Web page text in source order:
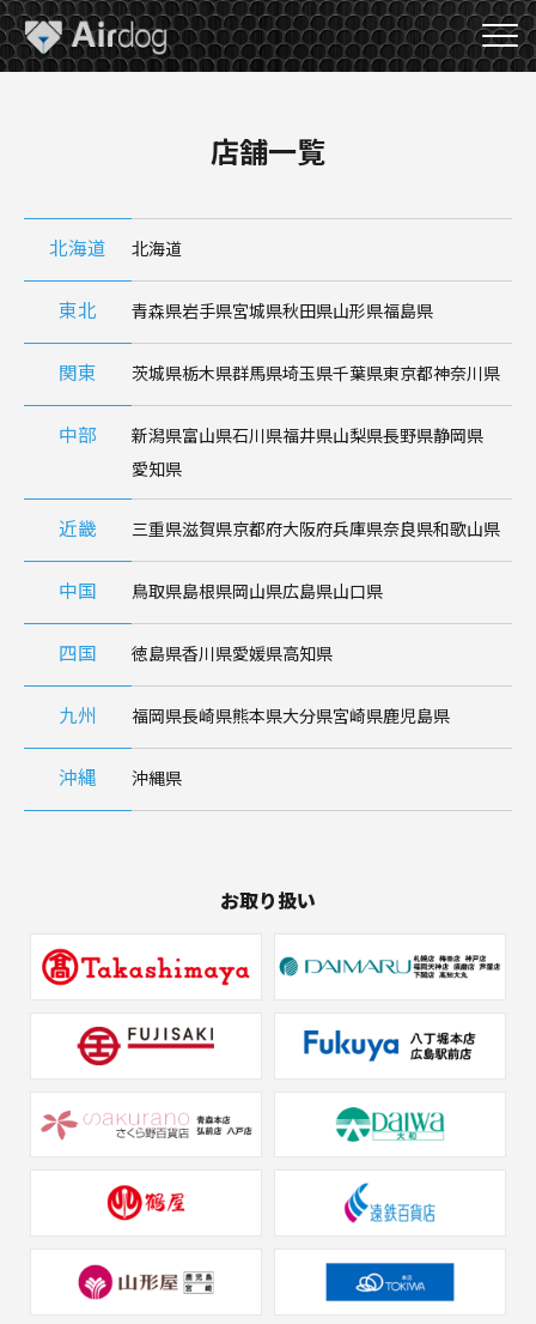
A
i
r
店舗一覧
北海道 北海道
東北 青森県岩手県宮城県秋田県山形県福島県
関東 茨城県栃木県群馬県埼玉県千葉県東京都神奈川県
中部 新潟県富山県石川県福井県山梨県長野県静岡県
愛知県
近畿 三重県滋賀県京都府大阪府兵庫県奈良県和歌山県
中国 鳥取県島根県岡山県広島県山口県
四国 徳島県香川県愛媛県高知県
九州 福岡県長崎県熊本県大分県宮崎県鹿児島県
沖縄 沖縄県
お取り扱い